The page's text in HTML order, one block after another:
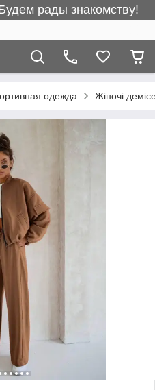
рады знакомству!
одежда Жіночі